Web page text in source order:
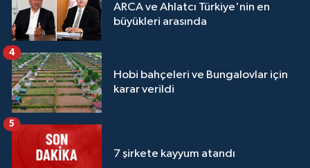
ARCA ve Ahlatcı Türkiye'nin en
büyükleri arasında
Hobi bahçeleri ve Bungalovlar için
karar verildi
4
7 şirkete kayyum atandı
5